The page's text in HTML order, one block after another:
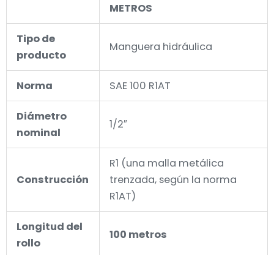
METROS
Tipo de
producto
Manguera hidráulica
Norma SAE 100 R1AT
Diámetro
nominal
1/2″
Construcción
R1 (una malla metálica
trenzada, según la norma
R1AT)
Longitud del
rollo
100 metros